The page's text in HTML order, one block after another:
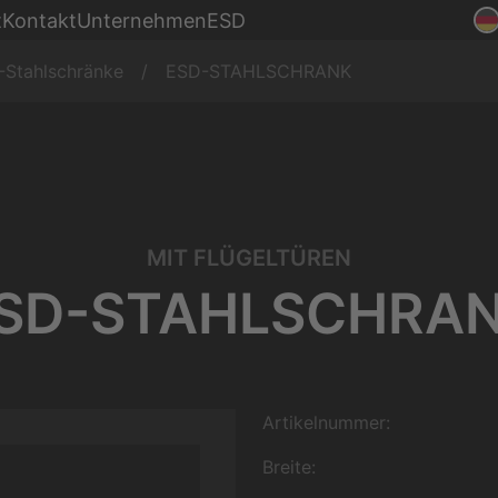
KontaktUnternehmenESDMontage
Stahlschränke ESD-STAHLSCHRANK
MIT FLÜGELTÜREN
Artikelnummer:
Breite: